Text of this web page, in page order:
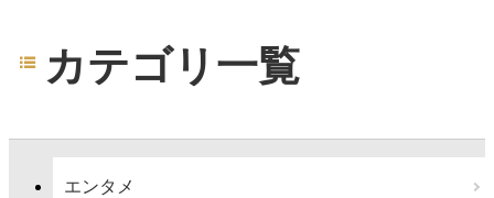
カテゴリ一覧
エンタメ